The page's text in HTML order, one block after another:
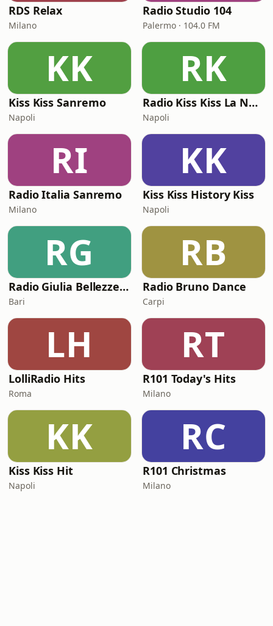
RDS Relax
Milano
Radio Studio 104
Palermo · 104.0 FM
KK
Kiss Kiss Sanremo
Napoli
RK
Radio Kiss Kiss La Notte Vola
Napoli
RI
Radio Italia Sanremo
Milano
KK
Kiss Kiss History Kiss
Napoli
RG
Radio Giulia Bellezze Italiane
Bari
RB
Radio Bruno Dance
Carpi
LH
LolliRadio Hits
Roma
RT
R101 Today's Hits
Milano
KK
Kiss Kiss Hit
Napoli
RC
R101 Christmas
Milano